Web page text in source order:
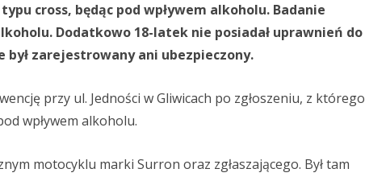
cross, będąc pod wpływem alkoholu. Badanie
Dodatkowo 18-latek nie posiadał uprawnień do
zarejestrowany ani ubezpieczony.
przy ul. Jedności w Gliwicach po zgłoszeniu, z którego
wpływem alkoholu.
motocyklu marki Surron oraz zgłaszającego. Był tam